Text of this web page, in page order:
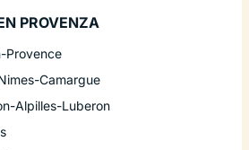
PROVENZA
Provence
Camargue
Alpilles-Luberon